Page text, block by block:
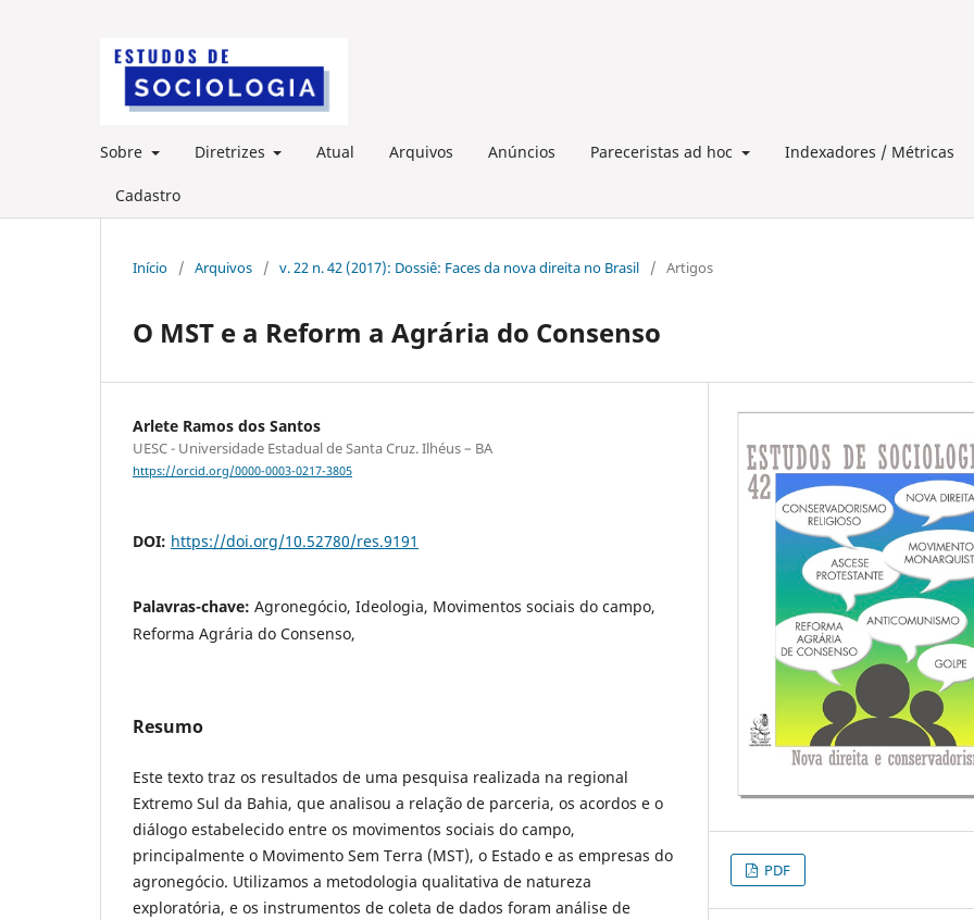
Sobre Diretrizes Atual Arquivos Anúncios Pareceristas ad hoc Indexadores / Métricas
Cadastro
Início / Arquivos / v. 22 n. 42 (2017): Dossiê: Faces da nova direita no Brasil / Artigos
O MST e a Reform a Agrária do Consenso
Arlete Ramos dos Santos
UESC - Universidade Estadual de Santa Cruz. Ilhéus – BA
https://orcid.org/0000-0003-0217-3805
DOI: https://doi.org/10.52780/res.9191
Palavras-chave: Agronegócio, Ideologia, Movimentos sociais do campo,
Reforma Agrária do Consenso,
Resumo
Este texto traz os resultados de uma pesquisa realizada na regional
Extremo Sul da Bahia, que analisou a relação de parceria, os acordos e o
diálogo estabelecido entre os movimentos sociais do campo,
principalmente o Movimento Sem Terra (MST), o Estado e as empresas do
agronegócio. Utilizamos a metodologia qualitativa de natureza
exploratória, e os instrumentos de coleta de dados foram análise de
PDF